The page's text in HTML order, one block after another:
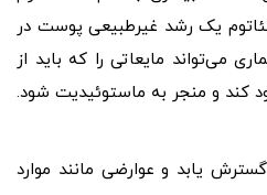
یک رشد غیرطبیعی پوست در
می‌تواند مایعاتی را که باید از
کند و منجر به ماستوئیدیت شود.
یابد و عوارضی مانند موارد